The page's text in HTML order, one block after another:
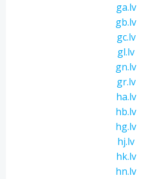
ga.lv
gb.lv
gc.lv
gl.lv
gn.lv
gr.lv
ha.lv
hb.lv
hg.lv
hj.lv
hk.lv
hn.lv